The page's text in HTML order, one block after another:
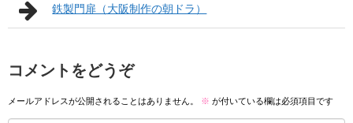
鉄製門扉（大阪制作の朝ドラ）
コメントをどうぞ
メールアドレスが公開されることはありません。 ※ が付いている欄は必須項目です